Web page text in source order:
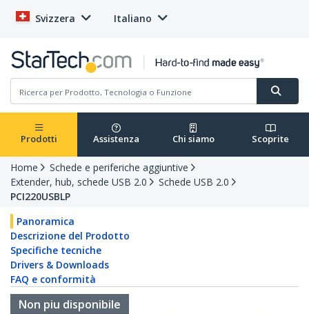
Svizzera Italiano
Prodotti Assistenza Chi siamo Scoprite
Home
Schede e periferiche aggiuntive
Extender, hub, schede USB 2.0
Schede USB 2.0
PCI220USBLP
Panoramica
Descrizione del Prodotto
Specifiche tecniche
Drivers & Downloads
FAQ e conformità
Non piu disponibile